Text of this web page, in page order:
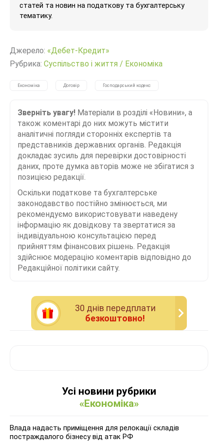
статей та новин на податкову та бухгалтерську
тематику.
Джерело: «Дебет-Кредит»
Рубрика: Суспільство і життя / Економіка
Економіка Договір Господарський кодекс
Зверніть увагу! Матеріали в розділі «Новини», а
також коментарі до них можуть містити
аналітичні погляди сторонніх експертів та
представників державних органів. Редакція
докладає зусиль для перевірки достовірності
даних, проте думка авторів може не збігатися з
позицією редакції.
Оскільки податкове та бухгалтерське
законодавство постійно змінюється, ми
рекомендуємо використовувати наведену
інформацію як довідкову та звертатися за
індивідуальною консультацією перед
прийняттям фінансових рішень. Редакція
здійснює модерацію коментарів відповідно до
Редакційної політики сайту.
30 днiв передплати
безкоштовно!
Усі новини рубрики
«Економіка»
Влада надасть приміщення для релокації складів
постраждалого бізнесу від атак РФ